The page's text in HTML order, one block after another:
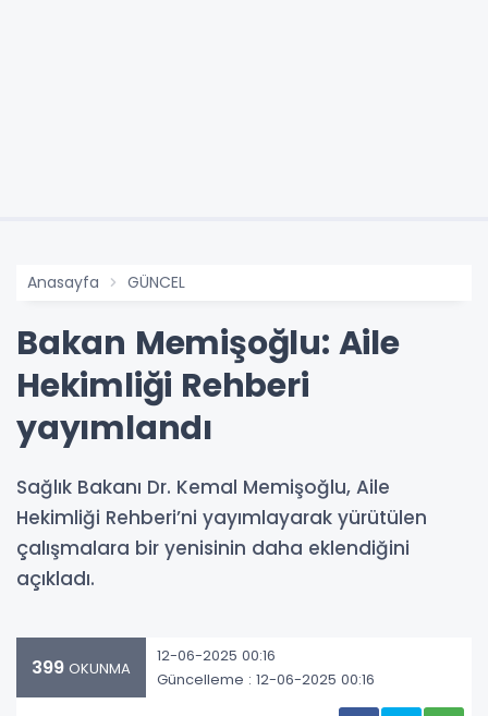
Anasayfa GÜNCEL
Bakan Memişoğlu: Aile
Hekimliği Rehberi
yayımlandı
Sağlık Bakanı Dr. Kemal Memişoğlu, Aile
Hekimliği Rehberi’ni yayımlayarak yürütülen
çalışmalara bir yenisinin daha eklendiğini
açıkladı.
399 OKUNMA
12-06-2025 00:16
Güncelleme : 12-06-2025 00:16